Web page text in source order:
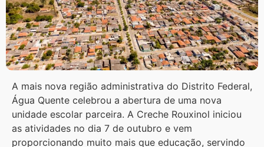
A mais nova região administrativa do Distrito Federal,
Água Quente celebrou a abertura de uma nova
unidade escolar parceira. A Creche Rouxinol iniciou
as atividades no dia 7 de outubro e vem
proporcionando muito mais que educação, servindo